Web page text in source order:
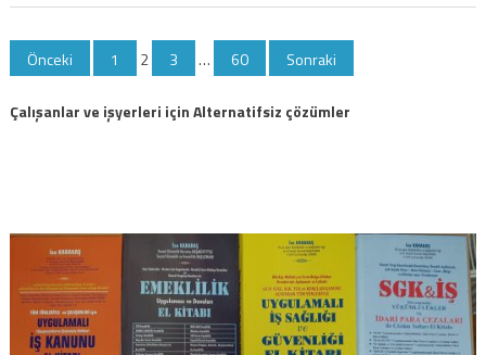
Yazı
sayfalaması
Önceki 1 2 3 … 60 Sonraki
Çalışanlar ve işyerleri için Alternatifsiz çözümler